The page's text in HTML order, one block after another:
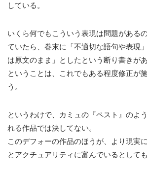
している。
いくら何でもこういう表現は問題がある
ていたら、巻末に「不適切な語句や表現
は原文のまま」としたという断り書きがあ
ということは、これでもある程度修正が
う。
というわけで、カミュの『ペスト』のよ
れる作品では決してない。
このデフォーの作品のほうが、より現実
とアクチュアリティに富んでいるとしても